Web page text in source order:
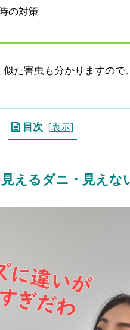
の対策
た害虫も分かりますので
目次 [表示]
えるダニ・見えな